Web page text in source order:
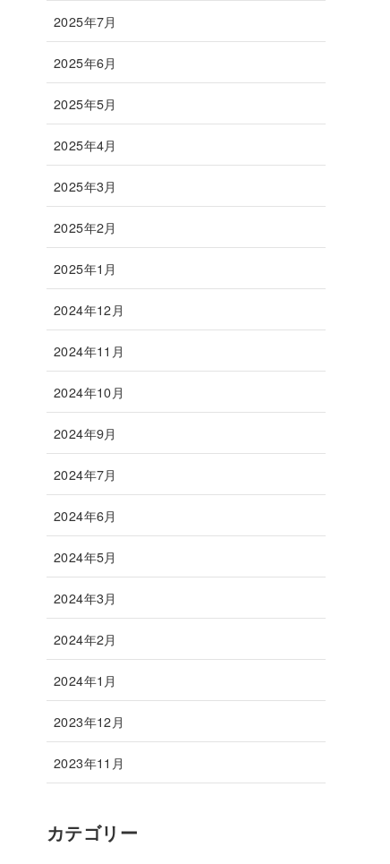
2025年7月
2025年6月
2025年5月
2025年4月
2025年3月
2025年2月
2025年1月
2024年12月
2024年11月
2024年10月
2024年9月
2024年7月
2024年6月
2024年5月
2024年3月
2024年2月
2024年1月
2023年12月
2023年11月
カテゴリー